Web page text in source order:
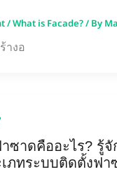
/What is Facade?/ By
างอ
ซาดคืออะไร? รู้
ภทระบบติดตั้งฟา